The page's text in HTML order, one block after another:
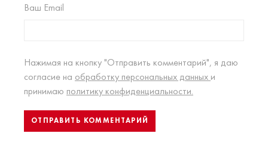
Ваш Email
Нажимая на кнопку "Отправить комментарий", я даю
согласие на обработку персональных данных и
принимаю политику конфиденциальности.